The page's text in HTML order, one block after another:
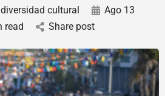
cultural
Ago 13
read
Share post